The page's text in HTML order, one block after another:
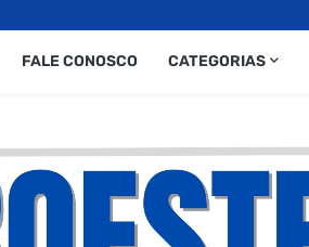
FALE CONOSCO CATEGORIAS